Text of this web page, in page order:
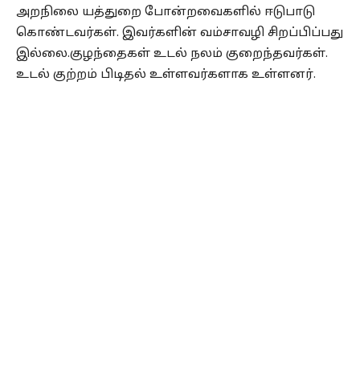
அறநிலை யத்துறை போன்றவைகளில் ஈடுபாடு
கொண்டவர்கள். இவர்களின் வம்சாவழி சிறப்பிப்பது
இல்லை.குழந்தைகள் உடல் நலம் குறைந்தவர்கள்.
உடல் குற்றம் பிடிதல் உள்ளவர்களாக உள்ளனர்.